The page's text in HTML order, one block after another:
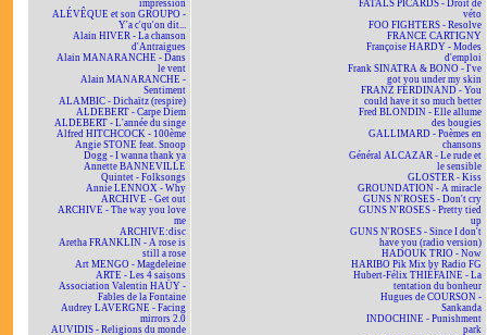
impression
ALÉVÊQUE et son GROUPO -
Y'a c'qu'on dit...
Alain HIVER - La chanson
d'Antraigues
Alain MANARANCHE - Dans
le vent
Alain MANARANCHE -
Sentiment
ALAMBIC - Dichaïtz (respire)
ALDEBERT - Carpe Diem
ALDEBERT - L'année du singe
Alfred HITCHCOCK - 100ème
Angie STONE feat. Snoop
Dogg - I wanna thank ya
Annette BANNEVILLE
Quintet - Folksongs
Annie LENNOX - Why
ARCHIVE - Get out
ARCHIVE - The way you love
me
ARCHIVE:disc
Aretha FRANKLIN - A rose is
still a rose
Art MENGO - Magdeleine
ARTE - Les 4 saisons
Association Valentin HAÜY -
Fables de la Fontaine
Audrey LAVERGNE - Facing
mirrors 2.0
AUVIDIS - Religions du monde
FATALS PICARDS - Droit de
véto
FOO FIGHTERS - Resolve
FRANCE CARTIGNY
Françoise HARDY - Modes
d'emploi
Frank SINATRA & BONO - I've
got you under my skin
FRANZ FERDINAND - You
could have it so much better
Fred BLONDIN - Elle allume
des bougies
GALLIMARD - Poèmes en
chansons
Général ALCAZAR - Le rude et
le sensible
GLOSTER - Kiss
GROUNDATION - A miracle
GUNS N'ROSES - Don't cry
GUNS N'ROSES - Pretty tied
up
GUNS N'ROSES - Since I don't
have you (radio version)
HADOUK TRIO - Now
HARIBO Pik Mix by Radio FG
Hubert-Félix THIÉFAINE - La
tentation du bonheur
Hugues de COURSON -
Sankanda
INDOCHINE - Punishment
park